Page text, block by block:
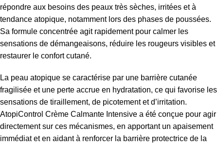
répondre aux besoins des peaux très sèches, irritées et à
tendance atopique, notamment lors des phases de poussées.
Sa formule concentrée agit rapidement pour calmer les
sensations de démangeaisons, réduire les rougeurs visibles et
restaurer le confort cutané.
La peau atopique se caractérise par une barrière cutanée
fragilisée et une perte accrue en hydratation, ce qui favorise les
sensations de tiraillement, de picotement et d’irritation.
AtopiControl Crème Calmante Intensive a été conçue pour agir
directement sur ces mécanismes, en apportant un apaisement
immédiat et en aidant à renforcer la barrière protectrice de la